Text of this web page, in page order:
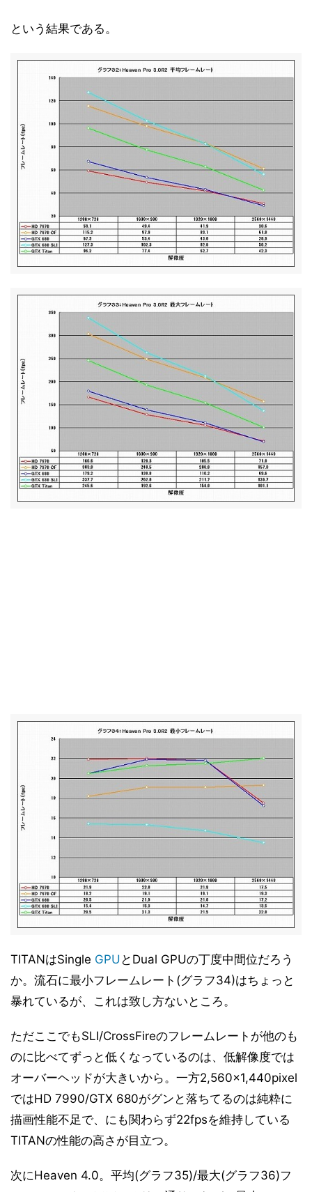
という結果である。
TITANはSingle GPU とDual GPUの丁度中間位だろう
か。流石に最小フレームレート(グラフ34)はちょっと
暴れているが、これは致し方ないところ。
ただここでもSLI/CrossFireのフレームレートが他のも
のに比べてずっと低くなっているのは、低解像度では
オーバーヘッドが大きいから。一方2,560×1,440pixel
ではHD 7990/GTX 680がグンと落ちてるのは純粋に
描画性能不足で、にも関わらず22fpsを維持している
TITANの性能の高さが目立つ。
次にHeaven 4.0。平均(グラフ35)/最大(グラフ36)フ